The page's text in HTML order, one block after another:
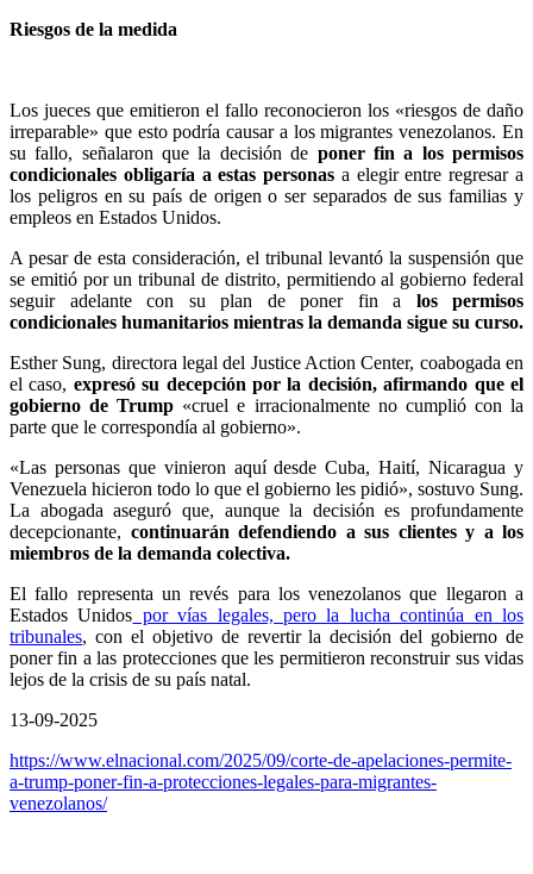
Riesgos de la medida
Los jueces que emitieron el fallo reconocieron los «riesgos de daño
irreparable» que esto podría causar a los migrantes venezolanos. En
su fallo, señalaron que la decisión de poner fin a los permisos
condicionales obligaría a estas personas a elegir entre regresar a
los peligros en su país de origen o ser separados de sus familias y
empleos en Estados Unidos.
A pesar de esta consideración, el tribunal levantó la suspensión que
se emitió por un tribunal de distrito, permitiendo al gobierno federal
seguir adelante con su plan de poner fin a los permisos
condicionales humanitarios mientras la demanda sigue su curso.
Esther Sung, directora legal del Justice Action Center, coabogada en
el caso, expresó su decepción por la decisión, afirmando que el
gobierno de Trump «cruel e irracionalmente no cumplió con la
parte que le correspondía al gobierno».
«Las personas que vinieron aquí desde Cuba, Haití, Nicaragua y
Venezuela hicieron todo lo que el gobierno les pidió», sostuvo Sung.
La abogada aseguró que, aunque la decisión es profundamente
decepcionante, continuarán defendiendo a sus clientes y a los
miembros de la demanda colectiva.
El fallo representa un revés para los venezolanos que llegaron a
Estados Unidos por vías legales, pero la lucha continúa en los
tribunales, con el objetivo de revertir la decisión del gobierno de
poner fin a las protecciones que les permitieron reconstruir sus vidas
lejos de la crisis de su país natal.
13-09-2025
https://www.elnacional.com/2025/09/corte-de-apelaciones-permite-
a-trump-poner-fin-a-protecciones-legales-para-migrantes-
venezolanos/